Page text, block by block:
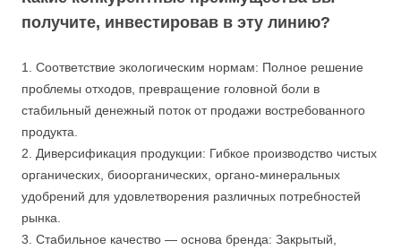
получите, инвестировав в эту линию?
1. Соответствие экологическим нормам: Полное решение
проблемы отходов, превращение головной боли в
стабильный денежный поток от продажи востребованного
продукта.
2. Диверсификация продукции: Гибкое производство чистых
органических, биоорганических, органо-минеральных
удобрений для удовлетворения различных потребностей
рынка.
3. Стабильное качество — основа бренда: Закрытый,